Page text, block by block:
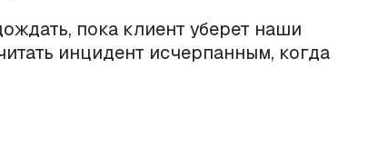
пока клиент уберет наши
инцидент исчерпанным, когда